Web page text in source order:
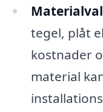
tegel, plåt
kostnader
material